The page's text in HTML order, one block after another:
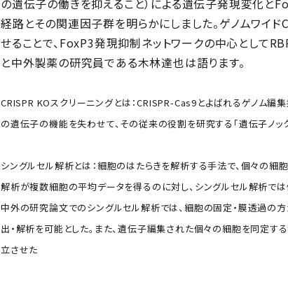
の遺伝子の働きを抑えること）による遺伝子発現変化
経路とその関連因子群を明らかにしました。ゲノムワイ
せることで、FoxP3発現抑制ネットワークの中心として
と中外製薬の研究員である木林達也は語ります。
CRISPR KOスクリーニングとは：CRISPR-Cas9とよばれるゲノム
の遺伝子の機能を失わせて、その従来の役割を研究する「遺伝子ノッ
シングルセル解析とは：細胞のはたらきを解析する手法で、個々の細
解析が複数細胞の平均データを得るのに対し、シングルセル解析で
中外の研究論文でのシングルセル解析では、細胞の固定・膜透過の
出・解析を可能とした。また、遺伝子編集された個々の細胞を同定
立させた